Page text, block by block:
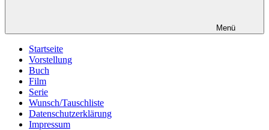
Menü
Startseite
Vorstellung
Buch
Film
Serie
Wunsch/Tauschliste
Datenschutzerklärung
Impressum